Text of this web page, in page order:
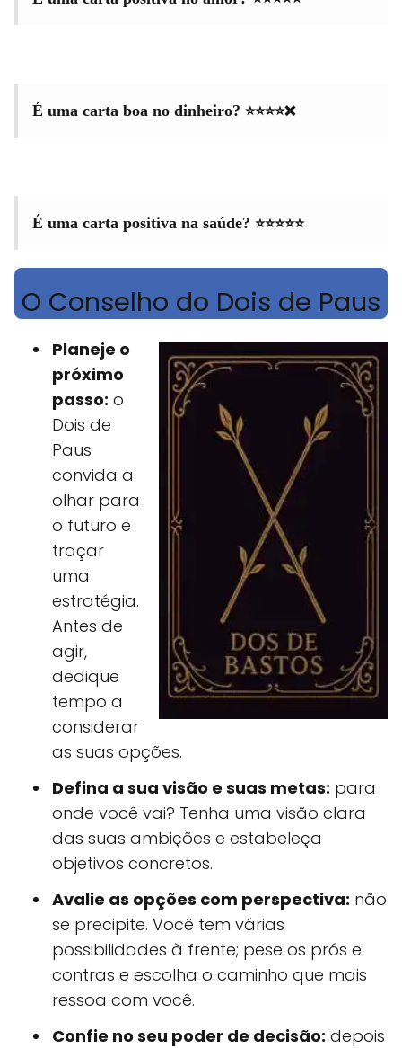
É uma carta boa no dinheiro? ⭐⭐⭐⭐❌
É uma carta positiva na saúde? ⭐⭐⭐⭐⭐
O Conselho do Dois de Paus
Planeje o
próximo
passo: o
Dois de
Paus
convida a
olhar para
o futuro e
traçar
uma
estratégia.
Antes de
agir,
dedique
tempo a
considerar
as suas opções.
Defina a sua visão e suas metas: para
onde você vai? Tenha uma visão clara
das suas ambições e estabeleça
objetivos concretos.
Avalie as opções com perspectiva: não
se precipite. Você tem várias
possibilidades à frente; pese os prós e
contras e escolha o caminho que mais
ressoa com você.
Confie no seu poder de decisão: depois